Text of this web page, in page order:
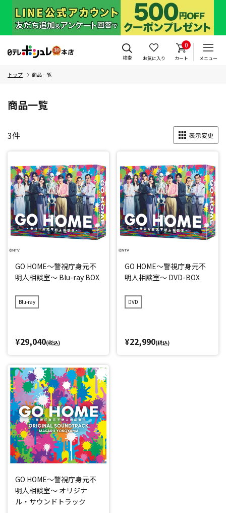
検索 お気に入り
0
カート メニュー
トップ 商品一覧
商品一覧
3件 表示変更
GO HOME～警視庁身元不
明人相談室～ Blu-ray BOX
Blu-ray
¥29,040(税込)
GO HOME～警視庁身元不
明人相談室～ DVD-BOX
DVD
¥22,990(税込)
GO HOME～警視庁身元不
明人相談室～ オリジナ
ル・サウンドトラック